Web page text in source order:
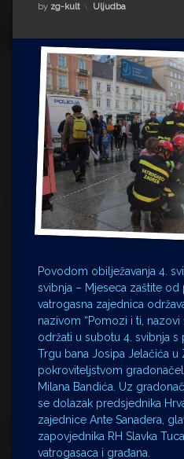
Impressum
Milenko Strižak
Drugi autori
Drugi autori
Matea Andrić
Ljiljana Lekanić-Kljaić
Željko Krznarić
Mario Lovreković
Miroslav Šantek
by zg-kult Kategorije:
Uljudba
Povodom obilježavanja 4.
svibnja – Mjeseca zaštite od
vatrogasna zajednica
nazivom “Pomozi i ti, nazovi
održati u subotu 4. svibnja s
Trgu bana Josipa Jelačića u
pokroviteljstvom
Milana Bandića. Uz
se dolazak predsjednika
zajednice Ante Sanadera,
zapovjednika RH Slavka
vatrogasaca i građana.